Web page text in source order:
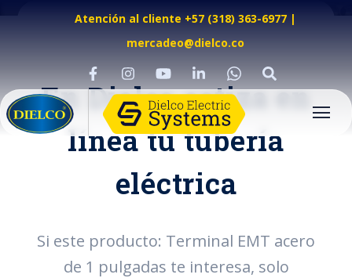
Atención al cliente +57 (318) 363-6977|
mercadeo@dielco.co
En Dielco cotiza en
línea tu tubería
eléctrica
Si este producto: Terminal EMT acero
de 1 pulgadas te interesa, solo